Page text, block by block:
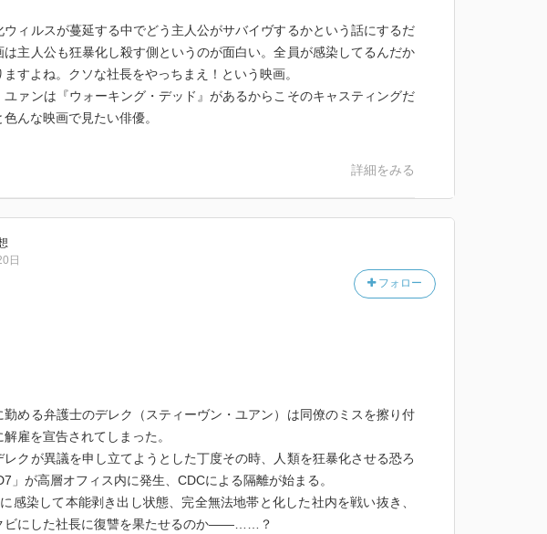
ィルスが蔓延する中でどう主人公がサバイヴするかという話にするだ
は主人公も狂暴化し殺す側というのが面白い。全員が感染してるんだか
すよね。クソな社長をやっちまえ！という映画。
ァンは『ウォーキング・デッド』があるからこそのキャスティングだ
んな映画で見たい俳優。
詳細をみる
フォロー
日
勤める弁護士のデレク（スティーヴン・ユアン）は同僚のミスを擦り付
雇を宣告されてしまった。
レクが異議を申し立てようとした丁度その時、人類を狂暴化させる恐ろ
」が高層オフィス内に発生、CDCによる隔離が始まる。
感染して本能剥き出し状態、完全無法地帯と化した社内を戦い抜き、
ビにした社長に復讐を果たせるのか――……？